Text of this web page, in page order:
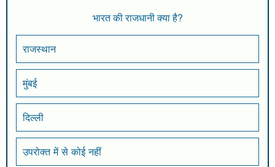
भारत की राजधानी क्या है?
राजस्थान
मुंबई
दिल्ली
उपरोक्त में से कोई नहीं